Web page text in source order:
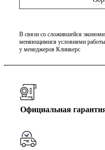
В связи со сложившейся
меняющимися условиями
у менеджеров Клинкерс
Официальная